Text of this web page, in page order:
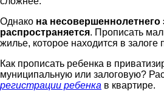
Однако на несовершеннолетнего
распространяется. Прописать
жилье, которое находится в залоге
Как прописать ребенка в
муниципальную или залоговую?
регистрации ребенка в квартире.